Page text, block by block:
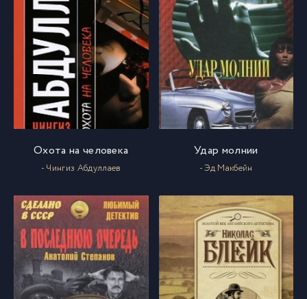
anekseev_utoli_pechali_063
anekseev_utoli_pechali_064
anekseev_utoli_pechali_065
68 anekseev_utoli_pechali_067
69 anekseev_utoli_pechali_068
70 anekseev_utoli_pechali_069
Охота на человека
- Чингиз Абдуллаев
Удар молнии
- Эд Макбейн